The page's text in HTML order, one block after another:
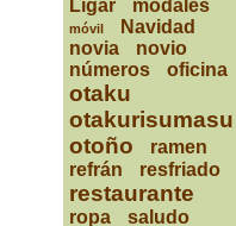
Ligar
modales
móvil
Navidad
novia
novio
números
oficina
otaku
otakurisumasu
otoño
ramen
refrán
resfriado
restaurante
ropa saludo